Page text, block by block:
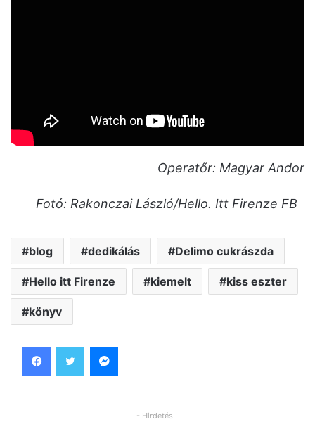
Operatőr: Magyar Andor
Fotó: Rakonczai László/Hello. Itt Firenze FB
blog dedikálás Delimo cukrászda
Hello itt Firenze kiemelt kiss eszter
könyv
- Hirdetés -